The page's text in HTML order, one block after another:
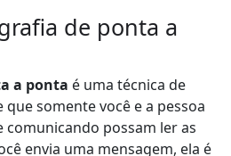
de ponta a
a ponta é uma técnica de
somente você e a pessoa
comunicando possam ler as
envia uma mensagem, ela é